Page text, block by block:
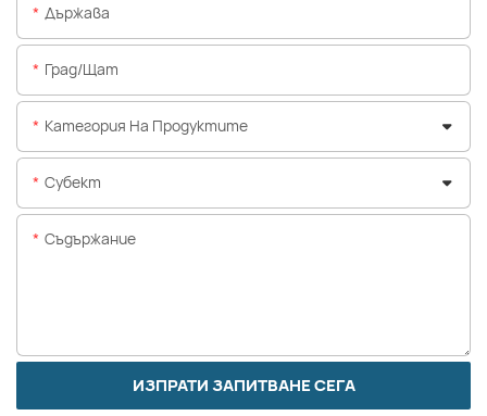
Държава
Град/щат
Категория На Продуктите
Субект
Съдържание
ИЗПРАТИ ЗАПИТВАНЕ СЕГА